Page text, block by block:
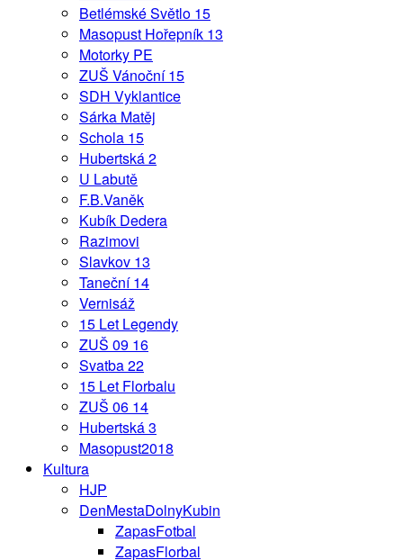
Betlémské Světlo 15
Masopust Hořepník 13
Motorky PE
ZUŠ Vánoční 15
SDH Vyklantice
Sárka Matěj
Schola 15
Hubertská 2
U Labutě
F.B.Vaněk
Kubík Dedera
Razimovi
Slavkov 13
Taneční 14
Vernisáž
15 Let Legendy
ZUŠ 09 16
Svatba 22
15 Let Florbalu
ZUŠ 06 14
Hubertská 3
Masopust2018
Kultura
HJP
DenMestaDolnyKubin
ZapasFotbal
ZapasFlorbal